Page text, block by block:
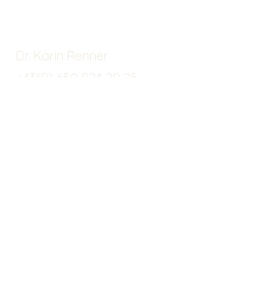
Dr. Karin Renner
+43(0) 650 924 20 25